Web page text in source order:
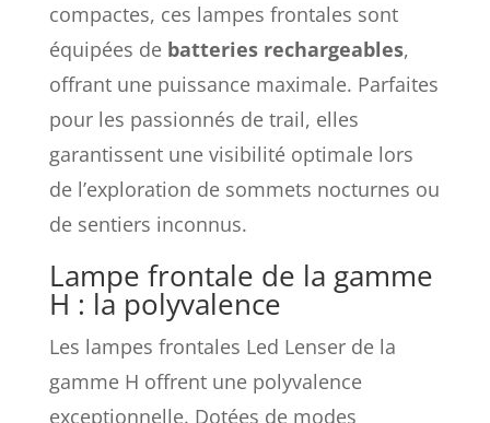
compactes, ces lampes frontales sont
équipées de batteries rechargeables,
offrant une puissance maximale. Parfaites
pour les passionnés de trail, elles
garantissent une visibilité optimale lors
de l’exploration de sommets nocturnes ou
de sentiers inconnus.
Lampe frontale de la gamme
H : la polyvalence
Les lampes frontales Led Lenser de la
gamme H offrent une polyvalence
exceptionnelle. Dotées de modes